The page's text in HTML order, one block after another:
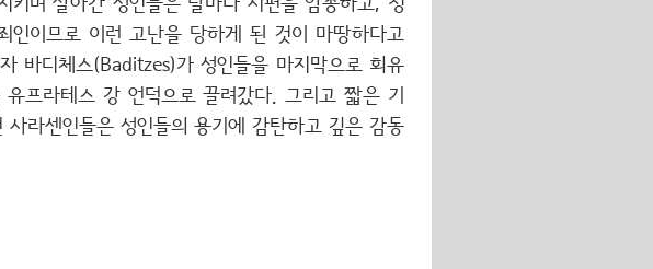
며 살아간 성인들은 날마다 시편을 암송하고, 정
인이므로 이런 고난을 당하게 된 것이 마땅하다고
바디체스(Baditzes)가 성인들을 마지막으로 회유
프라테스 강 언덕으로 끌려갔다. 그리고 짧은 기
라센인들은 성인들의 용기에 감탄하고 깊은 감동